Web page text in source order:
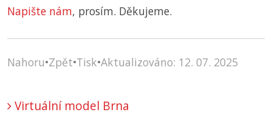
Napište nám, prosím. Děkujeme.
Nahoru•Zpět•Tisk•Aktualizováno: 12. 07. 2025
Virtuální model Brna